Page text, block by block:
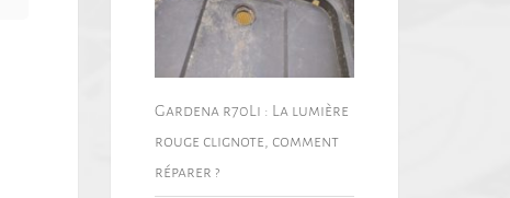
Gardena r70Li : La lumière
rouge clignote, comment
réparer ?